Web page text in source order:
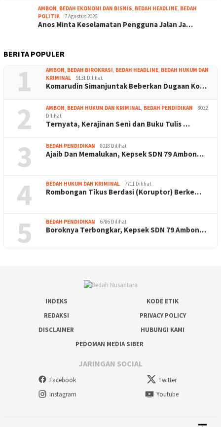
AMBON, BEDAH EKONOMI DAN BISNIS, BEDAH HEADLINE, BEDAH
POLITIK
7 Agustus 2026
Anos Minta Keselamatan Pengguna Jalan Ja…
BERITA POPULER
1 AMBON, BEDAH BIROKRASI, BEDAH HEADLINE, BEDAH HUKUM DAN
KRIMINAL
9131 Dilihat
Komarudin Simanjuntak Beberkan Dugaan Ko…
2 AMBON, BEDAH HUKUM DAN KRIMINAL, BEDAH PENDIDIKAN
8032
Dilihat
Ternyata, Kerajinan Seni dan Buku Tulis …
3 BEDAH PENDIDIKAN 8018 Dilihat
Ajaib Dan Memalukan, Kepsek SDN 79 Ambon…
4 BEDAH HUKUM DAN KRIMINAL 7711 Dilihat
Rombongan Tikus Berdasi (Koruptor) Berke…
5 BEDAH PENDIDIKAN 6786 Dilihat
Boroknya Terbongkar, Kepsek SDN 79 Ambon…
INDEKS
KODE ETIK
REDAKSI
PRIVACY POLICY
DISCLAIMER
HUBUNGI KAMI
PEDOMAN MEDIA SIBER
JARINGAN SOCIAL
Facebook
Twitter
Instagram
Youtube